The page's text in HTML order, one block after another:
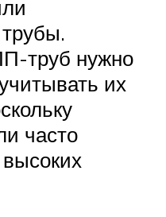
труб нужно
их
часто